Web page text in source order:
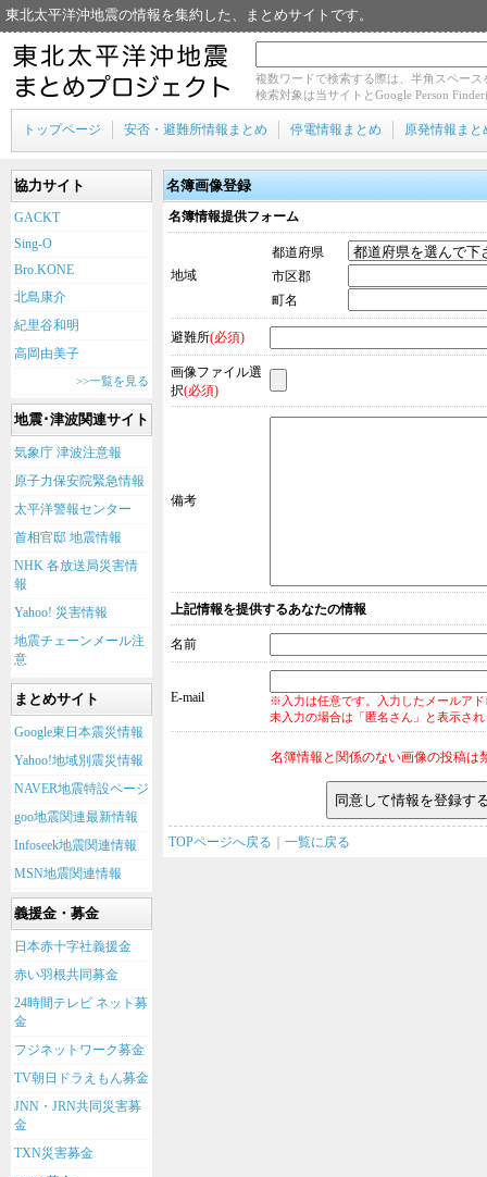
東北太平洋沖地震の情報を集約した、まとめサイトです。
複数ワードで検索する際は、半角スペース
検索対象は当サイトとGoogle Person
トップページ 安否・避難所情報まとめ 停電情報まとめ 原発情報まと
協力サイト
GACKT
Sing-O
Bro.KONE
北島康介
紀里谷和明
高岡由美子
>>一覧を見る
地震･津波関連サイト
気象庁 津波注意報
原子力保安院緊急情報
太平洋警報センター
首相官邸 地震情報
NHK 各放送局災害情
報
Yahoo! 災害情報
地震チェーンメール注
意
まとめサイト
Google東日本震災情報
Yahoo!地域別震災情報
NAVER地震特設ページ
goo地震関連最新情報
Infoseek地震関連情報
MSN地震関連情報
義援金・募金
日本赤十字社義援金
赤い羽根共同募金
24時間テレビ ネット募
金
フジネットワーク募金
TV朝日ドラえもん募金
JNN・JRN共同災害募
金
TXN災害募金
名簿画像登録
名簿情報提供フォーム
地域
都道府県
市区郡
町名
避難所(必須)
画像ファイル選
択(必須)
備考
上記情報を提供するあなたの情報
名前
E-mail
※入力は任意です。入力したメールア
未入力の場合は「匿名さん」と表示さ
名簿情報と関係のない画像の投稿は
TOPページへ戻る 一覧に戻る